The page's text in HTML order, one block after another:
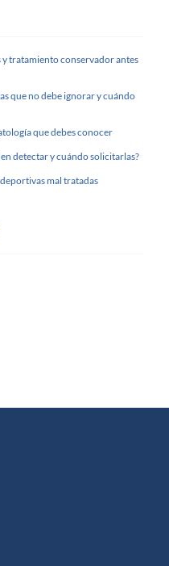
y tratamiento conservador antes
que no debe ignorar y cuándo
que debes conocer
detectar y cuándo solicitarlas?
mal tratadas